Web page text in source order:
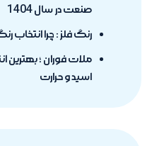
صنعت در سال 1404
رنگ فلز : چرا
ملات فوران ؛ بهترین
اسید و حرارت